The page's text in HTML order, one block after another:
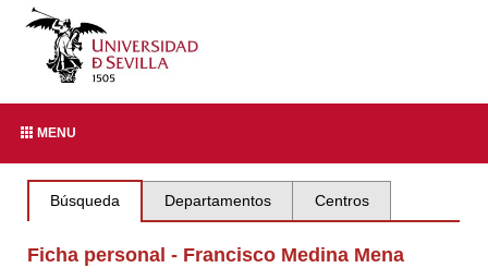
MENU
Búsqueda Departamentos Centros
Ficha personal - Francisco Medina Mena